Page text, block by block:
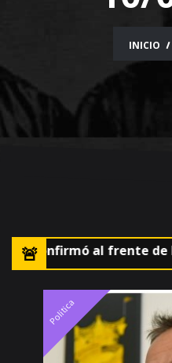
INICIO
al frente de la
Politica